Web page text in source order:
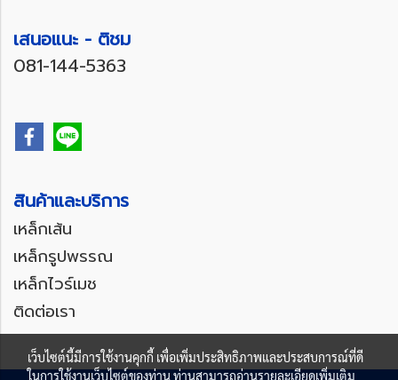
เสนอแนะ - ติชม
081-144-5363
สินค้าและบริการ
เหล็กเส้น
เหล็กรูปพรรณ
เหล็กไวร์เมช
ติดต่อเรา
เว็บไซต์นี้มีการใช้งานคุกกี้ เพื่อเพิ่มประสิทธิภาพและประสบการณ์ที่ดี
ในการใช้งานเว็บไซต์ของท่าน ท่านสามารถอ่านรายละเอียดเพิ่มเติม